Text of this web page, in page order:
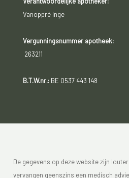
Vanoppré Inge
Vergunningsnummer apotheek:
263211
B.T.W.nr.:BE 0537 443 148
De gegevens op deze website zijn
vervangen geenszins een medisch